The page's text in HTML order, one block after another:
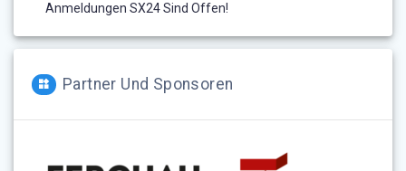
Anmeldungen SX24 Sind Offen!
Partner Und Sponsoren